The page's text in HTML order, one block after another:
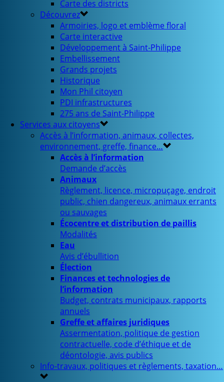
Carte des districts
Découvrez
Armoiries, logo et emblème floral
Carte interactive
Développement à Saint-Philippe
Embellissement
Grands projets
Historique
Mon Phil citoyen
PDI infrastructures
275 ans de Saint-Philippe
Services aux citoyens
Accès à l’information, animaux, collectes,
environnement, greffe, finance…
Accès à l’information
Demande d’accès
Animaux
Règlement, licence, micropuçage, endroit
public, chien dangereux, animaux errants
ou sauvages
Écocentre et distribution de paillis
Modalités
Eau
Avis d’ébullition
Élection
Finances et technologies de
l’information
Budget, contrats municipaux, rapports
annuels
Greffe et affaires juridiques
Assermentation, politique de gestion
contractuelle, code d’éthique et de
déontologie, avis publics
Info-travaux, politiques et règlements, taxation…